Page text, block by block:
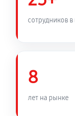
Замена ТЭН
450
сотрудников в
8
лет на рынке